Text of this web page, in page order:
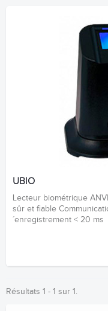
UBIO
Lecteur biométrique
sûr et fiable
´enregistrement < 20 ms
Résultats 1 - 1 sur 1.